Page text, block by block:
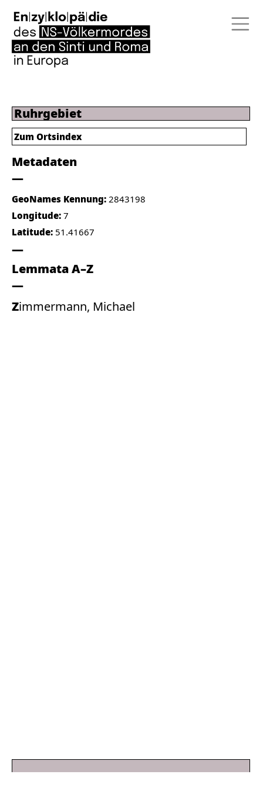
Ruhrgebiet
Metadaten
GeoNames Kennung: 2843198
Longitude: 7
Latitude: 51.41667
Lemmata A–Z
Zimmermann, Michael
Zum Ortsindex